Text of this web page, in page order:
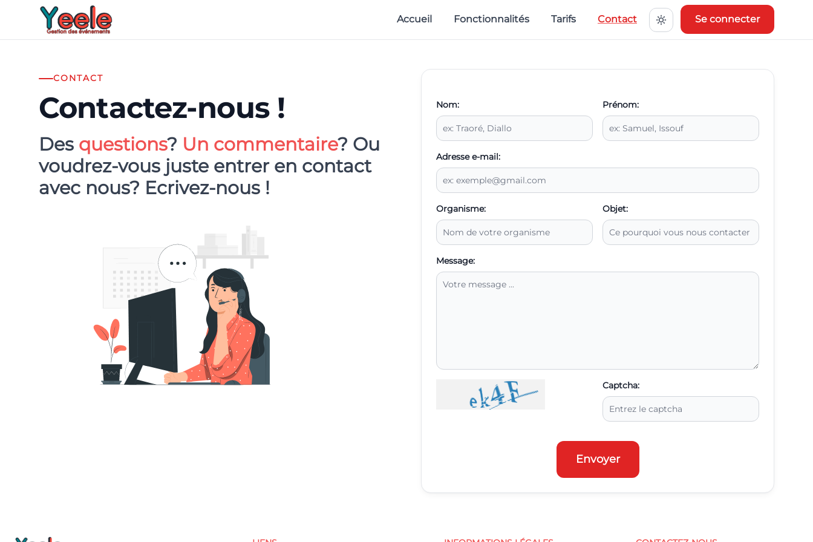
Accueil Fonctionnalités Tarifs Contact Se connecter
CONTACT
Contactez-nous !
Des questions? Un commentaire? Ou
voudrez-vous juste entrer en contact
avec nous? Ecrivez-nous !
Nom: Prénom:
Adresse e-mail:
Organisme: Objet:
Message:
Captcha:
Envoyer